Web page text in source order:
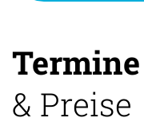
Termine
& Preise